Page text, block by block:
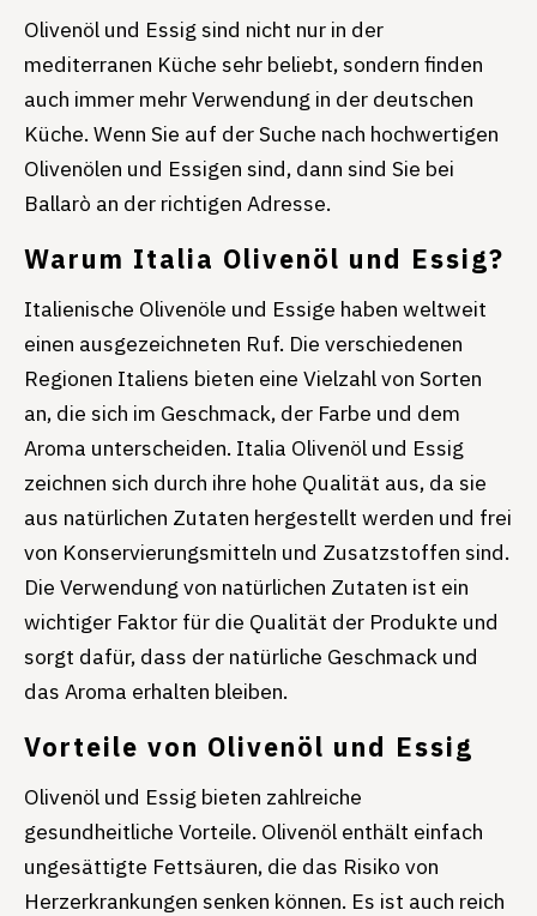
Olivenöl und Essig sind nicht nur in der
mediterranen Küche sehr beliebt, sondern finden
auch immer mehr Verwendung in der deutschen
Küche. Wenn Sie auf der Suche nach hochwertigen
Olivenölen und Essigen sind, dann sind Sie bei
Ballarò an der richtigen Adresse.
Warum Italia Olivenöl und Essig?
Italienische Olivenöle und Essige haben weltweit
einen ausgezeichneten Ruf. Die verschiedenen
Regionen Italiens bieten eine Vielzahl von Sorten
an, die sich im Geschmack, der Farbe und dem
Aroma unterscheiden. Italia Olivenöl und Essig
zeichnen sich durch ihre hohe Qualität aus, da sie
aus natürlichen Zutaten hergestellt werden und frei
von Konservierungsmitteln und Zusatzstoffen sind.
Die Verwendung von natürlichen Zutaten ist ein
wichtiger Faktor für die Qualität der Produkte und
sorgt dafür, dass der natürliche Geschmack und
das Aroma erhalten bleiben.
Vorteile von Olivenöl und Essig
Olivenöl und Essig bieten zahlreiche
gesundheitliche Vorteile. Olivenöl enthält einfach
ungesättigte Fettsäuren, die das Risiko von
Herzerkrankungen senken können. Es ist auch reich